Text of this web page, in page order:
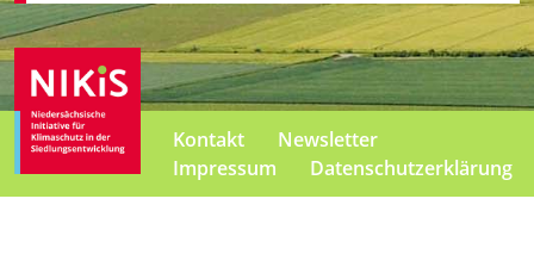
Kontakt
Newsletter
Impressum
Datenschutzerklärung